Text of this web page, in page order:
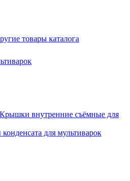
товары каталога
Крышки внутренние съёмные для
для мультиварок